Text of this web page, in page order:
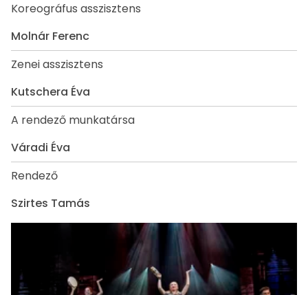
Koreográfus asszisztens
Molnár Ferenc
Zenei asszisztens
Kutschera Éva
A rendező munkatársa
Váradi Éva
Rendező
Szirtes Tamás